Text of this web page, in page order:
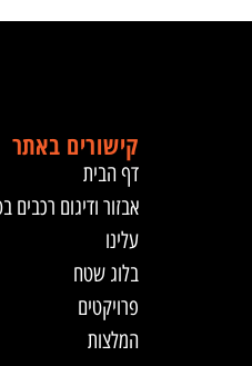
קישורים באתר
דף הבית
אבזור ודיגום רכבים
עלינו
בלוג שטח
פרויקטים
המלצות